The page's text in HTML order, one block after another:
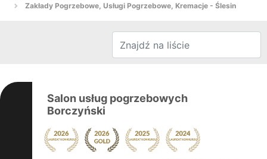
Zakłady Pogrzebowe, Usługi Pogrzebowe, Kremacje - Ślesin
Salon usług pogrzebowych
Borczyński